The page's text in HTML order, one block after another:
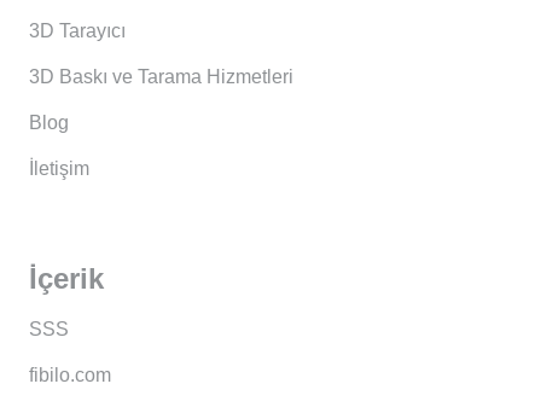
3D Tarayıcı
3D Baskı ve Tarama Hizmetleri
Blog
İletişim
İçerik
SSS
fibilo.com